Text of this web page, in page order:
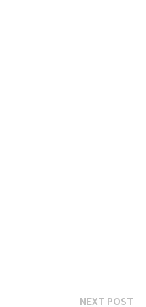
NEXT POST